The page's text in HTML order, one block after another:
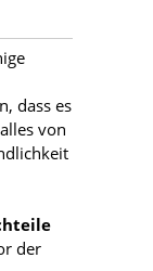
dass es
von
der